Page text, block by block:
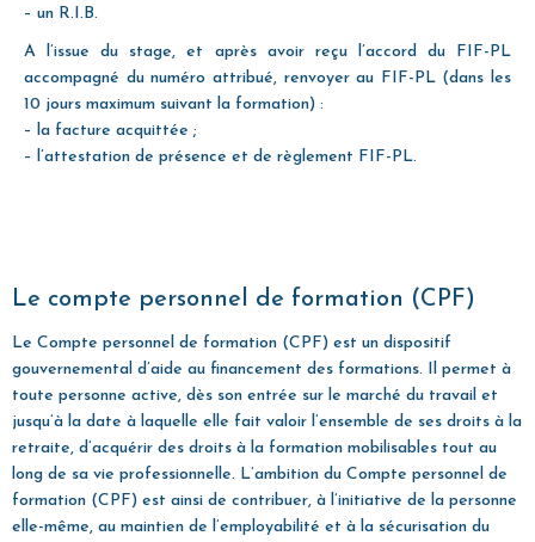
– un R.I.B.
A l’issue du stage, et après avoir reçu l’accord du FIF-PL
accompagné du numéro attribué, renvoyer au FIF-PL (dans les
10 jours maximum suivant la formation) :
– la facture acquittée ;
– l’attestation de présence et de règlement FIF-PL.
Le compte personnel de formation (CPF)
Le Compte personnel de formation (CPF) est un dispositif
gouvernemental d’aide au financement des formations.
Il permet à
toute personne active, dès son entrée sur le marché du travail et
jusqu’à la date à laquelle elle fait valoir l’ensemble de ses droits à la
retraite, d’acquérir des droits à la formation mobilisables tout au
long de sa vie professionnelle. L’ambition du Compte personnel de
formation (CPF) est ainsi de contribuer, à l’initiative de la personne
elle-même, au maintien de l’employabilité et à la sécurisation du